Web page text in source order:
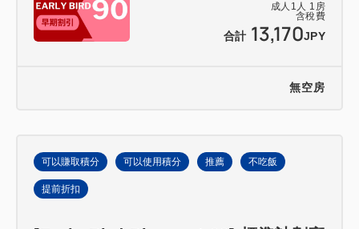
成人 1 人 1 房
含稅費
合計 13,170JPY
無空房
可以賺取積分 可以使用積分 推薦 不吃飯
提前折扣